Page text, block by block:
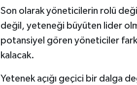
Son olarak yöneticilerin rolü
değil, yeteneği büyüten lider
potansiyel gören yöneticiler
kalacak.
Yetenek açığı geçici bir dalga